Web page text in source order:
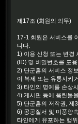
제17조 (회원의 의무)
17-1 회원은 서비스를
니다.
1) 이용 신청 또는 변경
(ID) 및 비밀번호를 도
2) 단군홈의 서비스 정
이 복제 또는 유통시키
3) 타인의 명예를 손상
4) 게시판 등에 음란물
5) 단군홈의 저작권, 제
6) 공공질서 및 미풍양
타인에게 유포하는 행위